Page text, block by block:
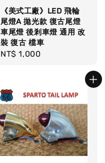
《美式工廠》LED 飛輪
尾燈A 拋光款 復古尾燈
車尾燈 後剎車燈 通用 改
裝 復古 檔車
Regular
NT$ 1,000